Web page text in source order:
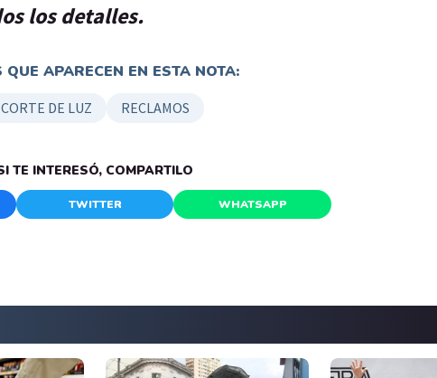
los detalles.
QUE APARECEN EN ESTA NOTA:
CORTE DE LUZ RECLAMOS
TE INTERESÓ, COMPARTILO
TWITTER WHATSAPP